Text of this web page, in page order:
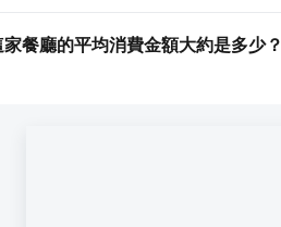
家餐廳的平均消費金額大約是多少？